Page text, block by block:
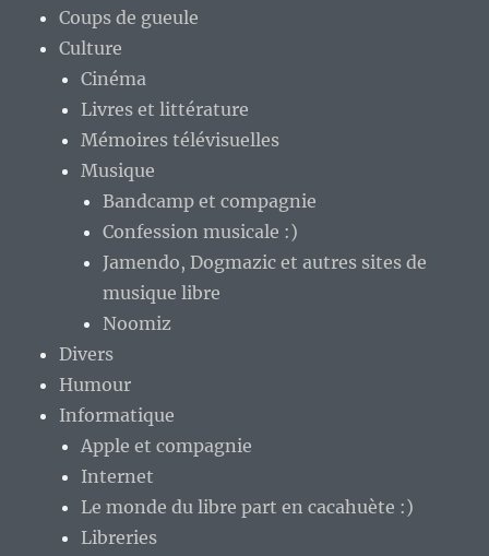
Coups de gueule
Culture
Cinéma
Livres et littérature
Mémoires télévisuelles
Musique
Bandcamp et compagnie
Confession musicale :)
Jamendo, Dogmazic et autres sites de
musique libre
Noomiz
Divers
Humour
Informatique
Apple et compagnie
Internet
Le monde du libre part en cacahuète :)
Libreries